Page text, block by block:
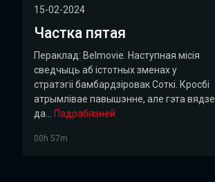
15-02-2024
Частка пятая
Пераклад: Belmovie. Наступная місія
сведчыць аб істотных зменах у
стратэгіі бамбардзіровак Соткі. Кросбі
атрымлівае павышэнне, але гэта вядзе
да...
Падрабязней
00h 57m